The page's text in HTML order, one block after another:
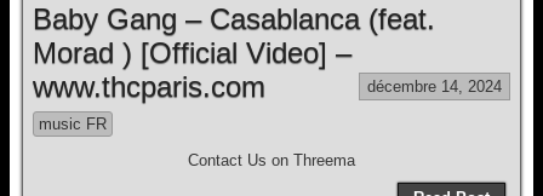
Baby Gang – Casablanca (feat.
Morad ) [Official Video] –
www.thcparis.com
décembre 14, 2024
music FR
Contact Us on Threema